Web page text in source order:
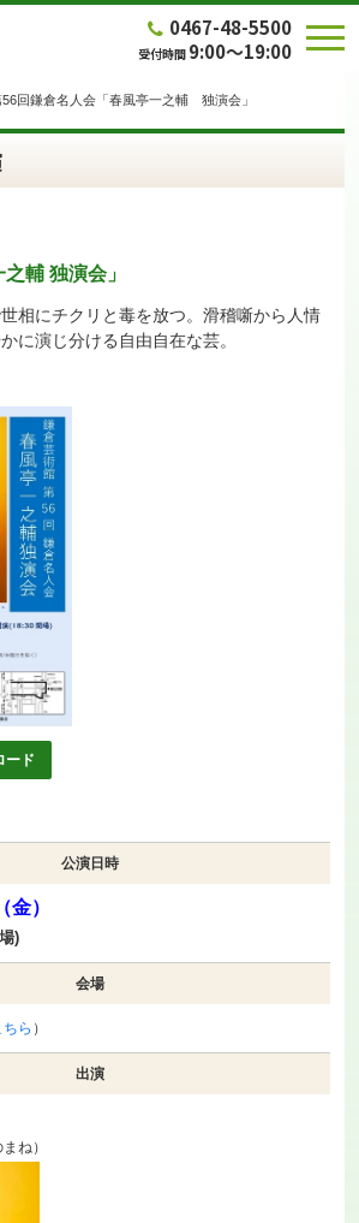
0467-48-5500
受付時間 9:00～19:00
56回鎌倉名人会「春風亭一之輔 独演会」
輔 独演会」
相にチクリと毒を放つ。滑稽噺から人情
に演じ分ける自由自在な芸。
ード
公演日時
）
)
会場
ちら ）
出演
ね）